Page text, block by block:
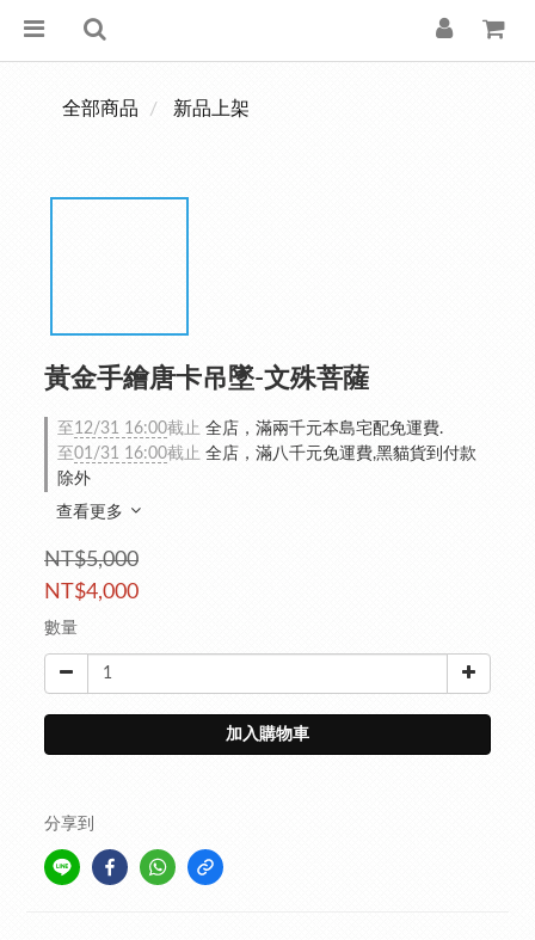
全部商品 新品上架
黃金手繪唐卡吊墜-文殊菩薩
至 12/31 16:00截止 全店，滿兩千元本島宅配免運費.
至01/31 16:00截止 全店，滿八千元免運費,黑貓貨到付款
除外
查看更多
NT$5,000
NT$4,000
數量
加入購物車
分享到